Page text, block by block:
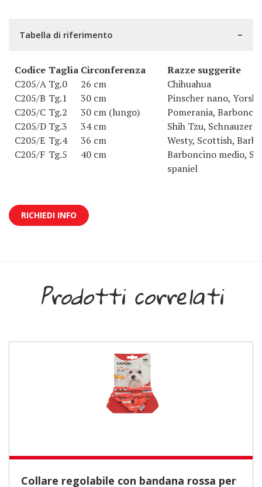
Tabella di riferimento
Codice Taglia Circonferenza
Razze suggerite
C205/A Tg.0 26 cm
Chihuahua
C205/B Tg.1 30 cm
Pinscher nano,
C205/C Tg.2 30 cm (lungo)
Pomerania,
C205/D Tg.3 34 cm
Shih Tzu, Schnauzer
C205/E Tg.4 36 cm
Westy, Scottish,
C205/F Tg.5 40 cm
Barboncino medio,
spaniel
RICHIEDI INFO
Prodotti correlati
Collare regolabile con bandana rossa per